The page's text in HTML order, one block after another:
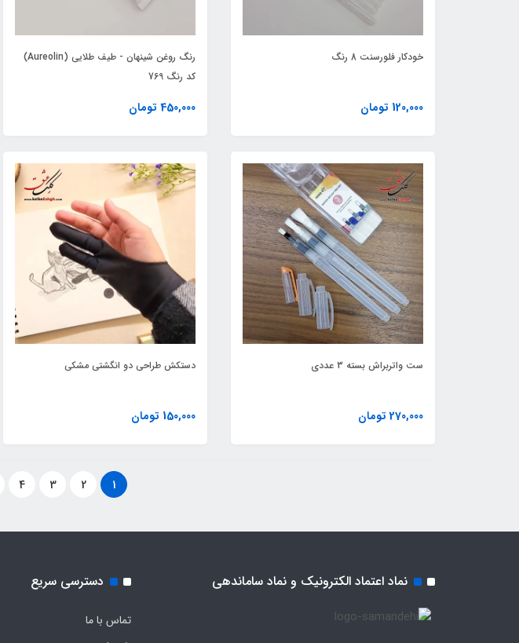
خودکار فلورسنت 8 رنگ
120,000 تومان
رنگ روغن شینهان - طیف طلایی (Aureolin)
کد رنگ 769
450,000 تومان
ست واتربراش بسته 3 عددی
270,000 تومان
دستکش طراحی دو انگشتی مشکی
150,000 تومان
1
2
3
4
نماد اعتماد الکترونیک و نماد ساماندهی دسترسی سریع
تماس با ما